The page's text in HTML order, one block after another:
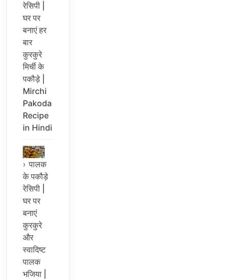
रेसिपी |
घर पर
बनाएं हर
बार
कुरकुरे
मिर्ची के
पकौड़े |
Mirchi
Pakoda
Recipe
in Hindi
पालक
के पकौड़े
रेसिपी |
घर पर
बनाएं
कुरकुरे
और
स्वादिष्ट
पालक
भजिया |